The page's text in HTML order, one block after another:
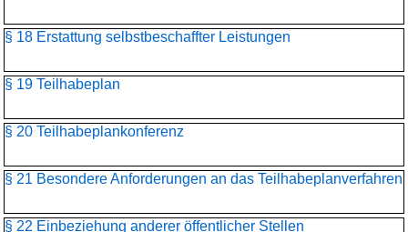
§ 18 Erstattung selbstbeschaffter Leistungen
§ 19 Teilhabeplan
§ 20 Teilhabeplankonferenz
§ 21 Besondere Anforderungen an das Teilhabeplanverfahren
§ 22 Einbeziehung anderer öffentlicher Stellen